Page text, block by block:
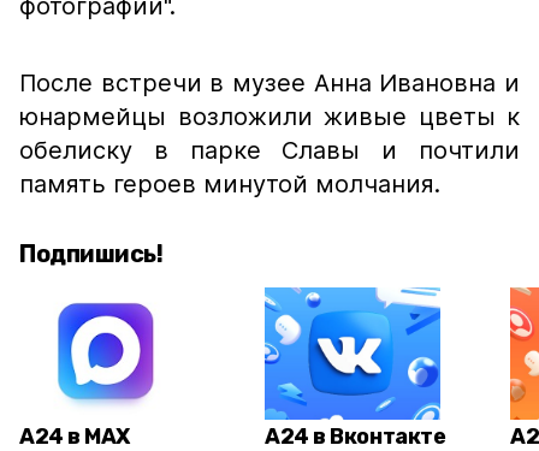
фотографии".
После встречи в музее Анна Ивановна и
юнармейцы возложили живые цветы к
обелиску в парке Славы и почтили
память героев минутой молчания.
Подпишись!
А24 в MAX А24 в Вконтакте